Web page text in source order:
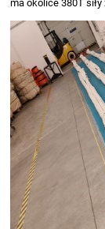
ma okolice 380T